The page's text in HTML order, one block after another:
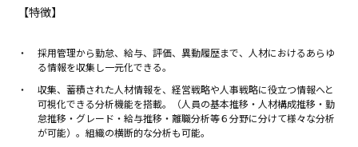
【特徴】
採用管理から勤怠、給与、評価、異動履歴まで、人材におけるあらゆ
る情報を収集し一元化できる。
収集、蓄積された人材情報を、経営戦略や人事戦略に役立つ情報へと
可視化できる分析機能を搭載。（人員の基本推移・人材構成推移・勤
怠推移・グレード・給与推移・離職分析等６分野に分けて様々な分析
が可能）。組織の横断的な分析も可能。